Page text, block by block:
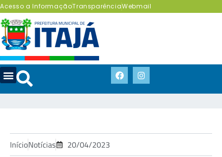
Acesso a InformaçãoTransparênciaWebmail
InícioNotícias 20/04/2023